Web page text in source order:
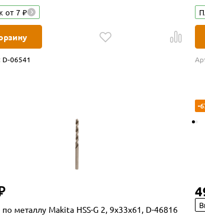
от 7 ₽
D-06541
металлу Makita HSS-G 2, 9x33x61, D-46816
-